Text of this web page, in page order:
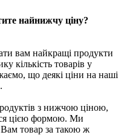
найнижчу ціну?
вам найкращі продукти
кількість товарів у
що деякі ціни на наші
з нижчою ціною,
цією формою. Ми
товар за такою ж